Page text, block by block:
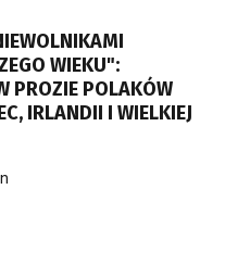
WIEKU":
PROZIE POLAKÓW
IRLANDII I WIELKIEJ